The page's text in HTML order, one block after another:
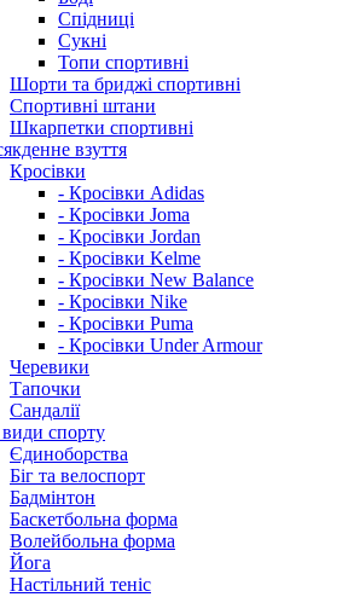
Спідниці
Сукні
Топи спортивні
Шорти та бриджі спортивні
Спортивні штани
Шкарпетки спортивні
взуття
Кросівки
- Кросівки Adidas
- Кросівки Joma
- Кросівки Jordan
- Кросівки Kelme
- Кросівки New Balance
- Кросівки Nike
- Кросівки Puma
- Кросівки Under Armour
Черевики
Тапочки
Сандалії
види спорту
Єдиноборства
Біг та велоспорт
Бадмінтон
Баскетбольна форма
Волейбольна форма
Йога
Настільний теніс